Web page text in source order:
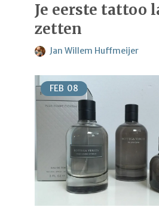
Je eerste tattoo
zetten
Jan Willem Huffmeijer
FEB 08